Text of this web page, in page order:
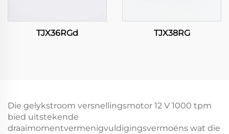
TJX36RGd TJX38RG
Die gelykstroom versnellingsmotor 12 V 1000 tpm
bied uitstekende
draaimomentvermenigvuldigingsvermoëns wat die